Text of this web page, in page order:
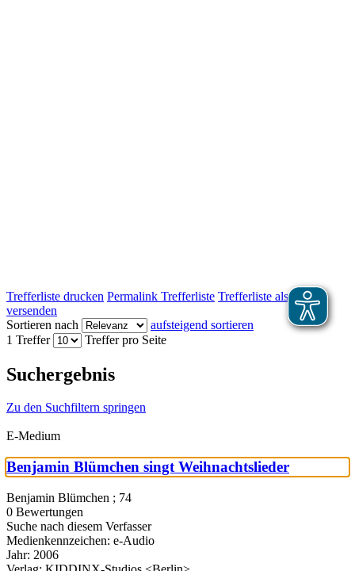
Trefferliste drucken Permalink Trefferliste Trefferliste als E-Mail
versenden
Sortieren nach
aufsteigend sortieren
1 Treffer
Treffer pro Seite
Suchergebnis
Zu den Suchfiltern springen
E-Medium
Benjamin Blümchen singt Weihnachtslieder
Benjamin Blümchen ; 74
0 Bewertungen
Suche nach diesem Verfasser
Medienkennzeichen: e-Audio
Jahr: 2006